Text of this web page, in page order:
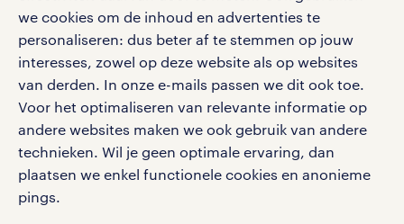
we cookies om de inhoud en advertenties te
personaliseren: dus beter af te stemmen op jouw
interesses, zowel op deze website als op websites
van derden. In onze e-mails passen we dit ook toe.
Voor het optimaliseren van relevante informatie op
andere websites maken we ook gebruik van andere
technieken. Wil je geen optimale ervaring, dan
plaatsen we enkel functionele cookies en anonieme
pings.
social media
Volg ons voor de leukste content omtrent
vacatures, solliciteren en inspiratie.